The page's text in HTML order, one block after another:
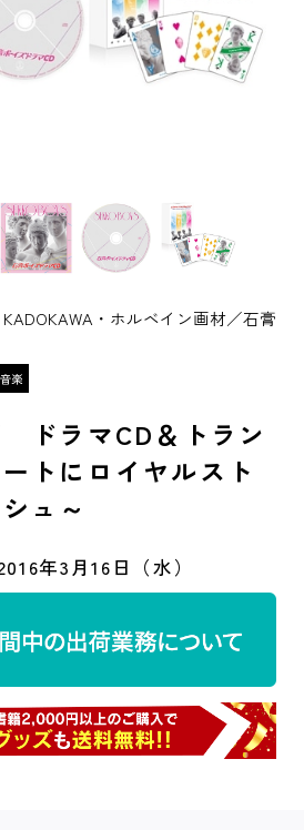
・ホルベイン画材／石膏
ドラマCD＆トラン
トにロイヤルスト
ュ～
年3月16日（水）